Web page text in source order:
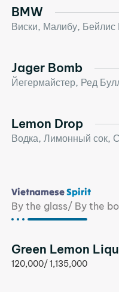
BMW
Виски, Малибу, Бейлис
Jager Bomb
Йегермайстер, Ред
Lemon Drop
Водка, Лимонный сок,
VietnameseSpirit
By the glass/ By the
Green Lemon
120,000/ 1,135,000